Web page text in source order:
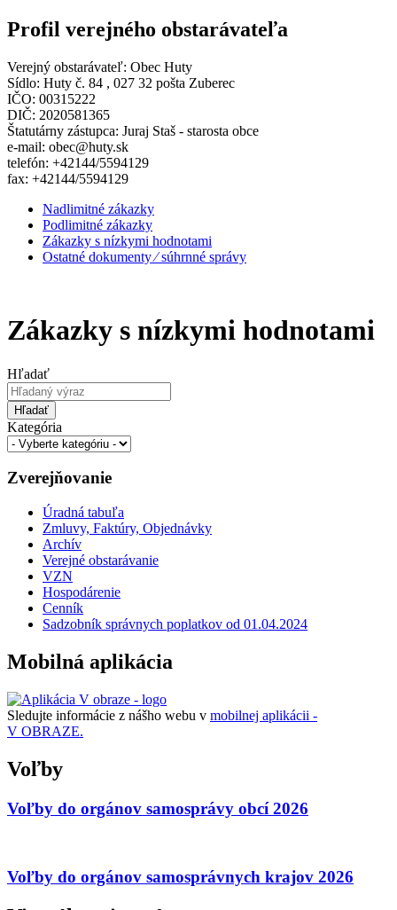
Profil verejného obstarávateľa
Verejný obstarávateľ: Obec Huty
Sídlo: Huty č. 84 , 027 32 pošta Zuberec
IČO: 00315222
DIČ: 2020581365
Štatutárny zástupca: Juraj Staš - starosta obce
e-mail: obec@huty.sk
telefón: +42144/5594129
fax: +42144/5594129
Nadlimitné zákazky
Podlimitné zákazky
Zákazky s nízkymi hodnotami
Ostatné dokumenty ⁄ súhrnné správy
Zákazky s nízkymi hodnotami
Hľadať
Hľadať
Kategória
Zverejňovanie
Úradná tabuľa
Zmluvy, Faktúry, Objednávky
Archív
Verejné obstarávanie
VZN
Hospodárenie
Cenník
Sadzobník správnych poplatkov od 01.04.2024
Mobilná aplikácia
Sledujte informácie z nášho webu v mobilnej aplikácii -
V OBRAZE.
Voľby
Voľby do orgánov samosprávy obcí 2026
Voľby do orgánov samosprávnych krajov 2026